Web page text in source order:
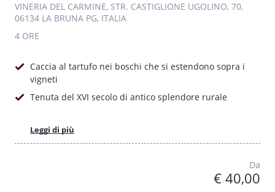
VINERIA DEL CARMINE, STR. CASTIGLIONE UGOLINO, 70,
06134 LA BRUNA PG, ITALIA
4 ORE
Caccia al tartufo nei boschi che si estendono sopra i
vigneti
Tenuta del XVI secolo di antico splendore rurale
Leggi di più
Da
€ 40,00